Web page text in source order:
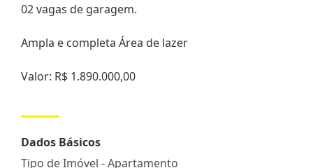
02 vagas de garagem.
Ampla e completa Área de lazer
Valor: R$ 1.890.000,00
Dados Básicos
Tipo de Imóvel - Apartamento